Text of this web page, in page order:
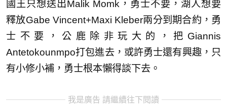
國王只想送出Malik Momk，勇士不要，湖人想要
釋放Gabe Vincent+Maxi Kleber兩分到期合約，勇
士不要，公鹿除非玩大的，把Giannis
Antetokounmpo打包進去，或許勇士還有興趣，只
有小修小補，勇士根本懶得談下去。
我是廣告 請繼續往下閱讀